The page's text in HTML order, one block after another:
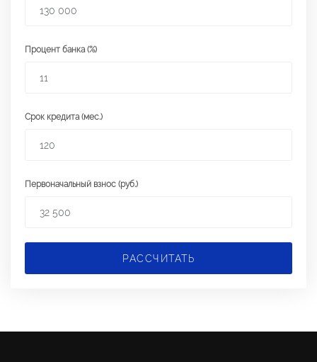
Процент банка (%)
Срок кредита (мес.)
Первоначальный взнос (руб.)
РАССЧИТАТЬ